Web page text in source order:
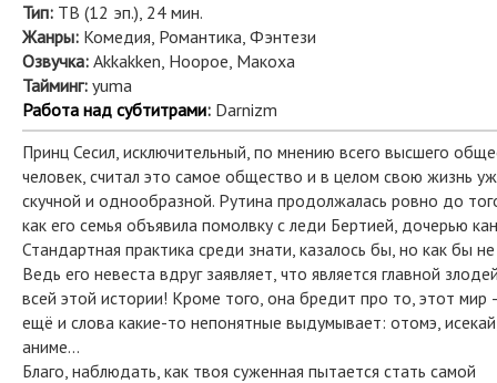
Тип: ТВ (12 эп.), 24 мин.
Жанры: Комедия, Романтика, Фэнтези
Озвучка: Akkakken, Hoopoe, Макоха
Тайминг: yuma
Работа над субтитрами: Darnizm
Принц Сесил, исключительный, по мнению всего высшего
человек, считал это самое общество и в целом свою жизнь
скучной и однообразной. Рутина продолжалась ровно до
как его семья объявила помолвку с леди Бертией, дочерью
Стандартная практика среди знати, казалось бы, но как бы
Ведь его невеста вдруг заявляет, что является главной
всей этой истории! Кроме того, она бредит про то, этот мир
ещё и слова какие-то непонятные выдумывает: отомэ,
аниме…
Благо, наблюдать, как твоя суженная пытается стать самой